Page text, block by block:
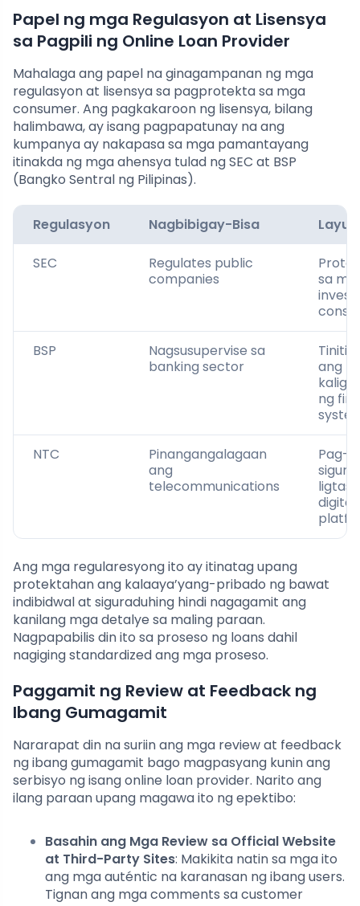
Papel ng mga Regulasyon at Lisensya
sa Pagpili ng Online Loan Provider
Mahalaga ang papel na ginagampanan ng mga
regulasyon at lisensya sa pagprotekta sa mga
consumer. Ang pagkakaroon ng lisensya, bilang
halimbawa, ay isang pagpapatunay na ang
kumpanya ay nakapasa sa mga pamantayang
itinakda ng mga ahensya tulad ng SEC at BSP
(Bangko Sentral ng Pilipinas).
Regulasyon Nagbibigay-Bisa
SEC
Regulates public
companies
sa
BSP
Nagsusupervise sa
banking sector
ang
ng
NTC
Pinangangalagaan
ang
telecommunications
Pag-
ligtas
digital
Ang mga regularesyong ito ay itinatag upang
protektahan ang kalaaya’yang-pribado ng bawat
indibidwal at siguraduhing hindi nagagamit ang
kanilang mga detalye sa maling paraan.
Nagpapabilis din ito sa proseso ng loans dahil
nagiging standardized ang mga proseso.
Paggamit ng Review at Feedback ng
Ibang Gumagamit
Nararapat din na suriin ang mga review at feedback
ng ibang gumagamit bago magpasyang kunin ang
serbisyo ng isang online loan provider. Narito ang
ilang paraan upang magawa ito ng epektibo:
Basahin ang Mga Review sa Official Website
at Third-Party Sites: Makikita natin sa mga ito
ang mga auténtic na karanasan ng ibang users.
Tignan ang mga comments sa customer